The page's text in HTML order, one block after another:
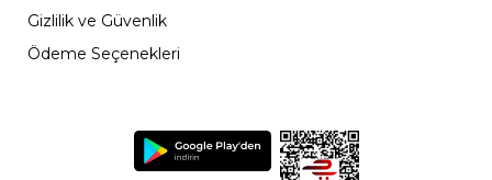
Gizlilik ve Güvenlik
Ödeme Seçenekleri